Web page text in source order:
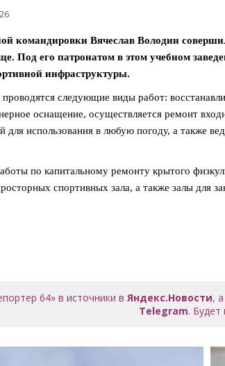
командировки Вячеслав Володин
Под его патронатом в этом учебном
инфраструктуры.
следующие виды работ:
оснащение, осуществляется ремонт
для использования в любую погоду, а также
по капитальному ремонту крытого
спортивных зала, а также залы для
64» в источники вЯндекс.Новости,
Telegram. Будет